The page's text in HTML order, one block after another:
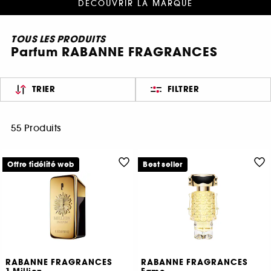
DÉCOUVRIR LA MARQUE
TOUS LES PRODUITS
Parfum RABANNE FRAGRANCES
TRIER FILTRER
55 Produits
RABANNE FRAGRANCES
Offre fidélité web
RABANNE FRAGRANCES
Best seller